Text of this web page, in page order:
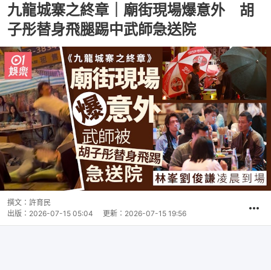
九龍城寨之終章｜廟街現場爆意外 胡
子彤替身飛腿踢中武師急送院
撰文： 許育民
出版： 2026-07-15 05:04 更新： 2026-07-15 19:56